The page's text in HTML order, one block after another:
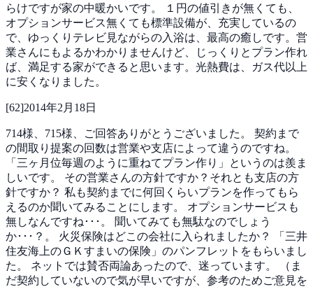
らけですが家の中暖かいです。
１円の値引きが無くても、
オプションサービス無くても標準設備が、充実しているの
で、ゆっくりテレビ見ながらの入浴は、最高の癒しです。営
業さんにもよるかわかりませんけど、じっくりとプラン作れ
ば、満足する家ができると思います。光熱費は、ガス代以上
に安くなりました。
[62]2014年2月18日
714様、715様、ご回答ありがとうございました。 契約まで
の間取り提案の回数は営業や支店によって違うのですね。
「三ヶ月位毎週のように重ねてプラン作り」というのは羨ま
しいです。 その営業さんの方針ですか？それとも支店の方
針ですか？ 私も契約までに何回くらいプランを作ってもら
えるのか聞いてみることにします。 オプションサービスも
無しなんですね･･･。 聞いてみても無駄なのでしょう
か･･･？。 火災保険はどこの会社に入られましたか？
「三井
住友海上のＧＫすまいの保険」のパンフレットをもらいまし
た。 ネットでは賛否両論あったので、迷っています。
（ま
だ契約していないので気が早いですが、参考のためご意見を